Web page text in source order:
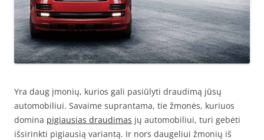
Yra daug įmonių, kurios gali pasiūlyti draudimą jūsų
automobiliui. Savaime suprantama, tie žmonės, kuriuos
domina pigiausias draudimas jų automobiliui, turi gebėti
išsirinkti pigiausią variantą. Ir nors daugeliui žmonių iš